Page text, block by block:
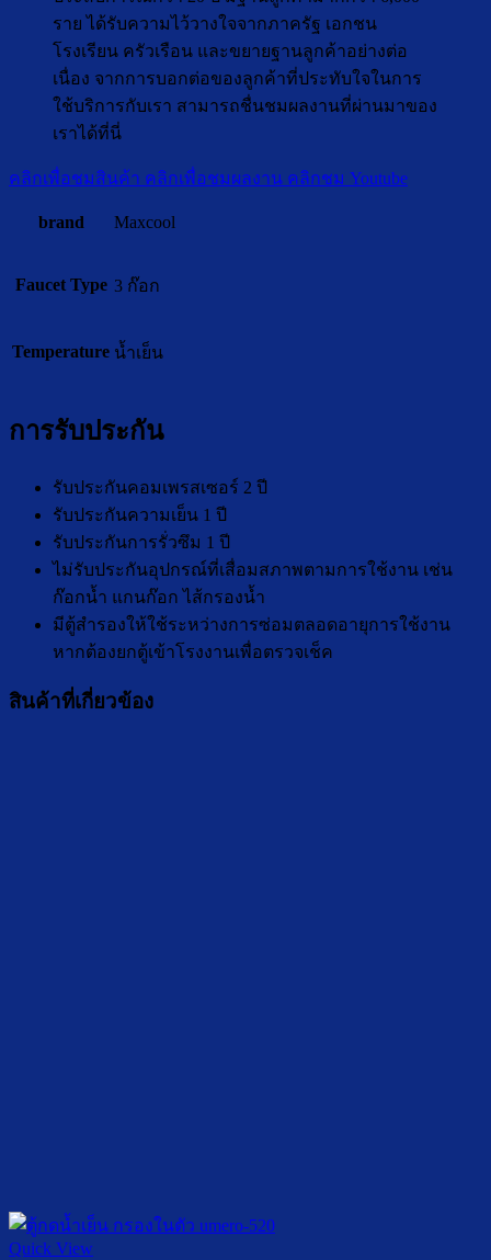
ราย ได้รับความไว้วางใจจากภาครัฐ เอกชน
โรงเรียน ครัวเรือน และขยายฐานลูกค้าอย่างต่อ
เนื่อง จากการบอกต่อของลูกค้าที่ประทับใจในการ
ใช้บริการกับเรา สามารถชื่นชมผลงานที่ผ่านมาของ
เราได้ที่นี่
คลิกเพื่อชมสินค้า คลิกเพื่อชมผลงาน คลิกชม Youtube
brand Maxcool
Faucet Type 3 ก๊อก
Temperature น้ำเย็น
การรับประกัน
รับประกันคอมเพรสเซอร์ 2 ปี
รับประกันความเย็น 1 ปี
รับประกันการรั่วซึม 1 ปี
ไม่รับประกันอุปกรณ์ที่เสื่อมสภาพตามการใช้งาน เช่น
ก๊อกน้ำ แกนก๊อก ไส้กรองน้ำ
มีตู้สำรองให้ใช้ระหว่างการซ่อมตลอดอายุการใช้งาน
หากต้องยกตู้เข้าโรงงานเพื่อตรวจเช็ค
สินค้าที่เกี่ยวข้อง
Quick View